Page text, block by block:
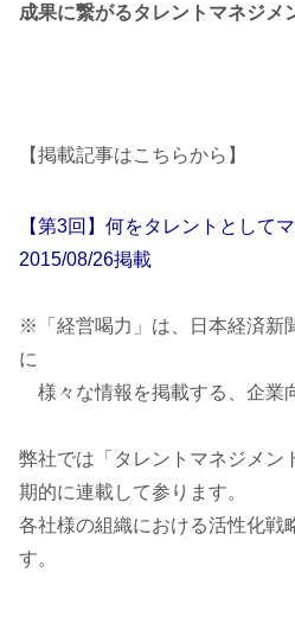
成果に繋がるタレントマネジメ
【掲載記事はこちらから】
【第3回】何をタレントとして
2015/08/26掲載
※「経営喝力」は、日本経済新
に
様々な情報を掲載する、企業
弊社では「タレントマネジメン
期的に連載して参ります。
各社様の組織における活性化戦
す。